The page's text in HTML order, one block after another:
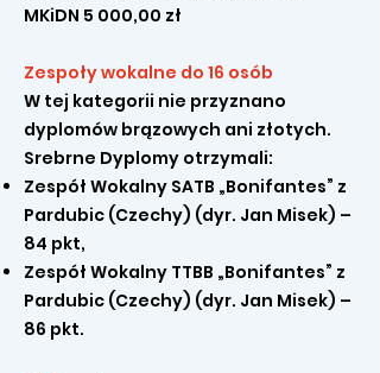
MKiDN 5 000,00 zł
Zespoły wokalne do 16 osób
W tej kategorii nie przyznano
dyplomów brązowych ani złotych.
Srebrne Dyplomy otrzymali:
Zespół Wokalny SATB „Bonifantes” z
Pardubic (Czechy) (dyr. Jan Misek) –
84 pkt,
Zespół Wokalny TTBB „Bonifantes” z
Pardubic (Czechy) (dyr. Jan Misek) –
86 pkt.